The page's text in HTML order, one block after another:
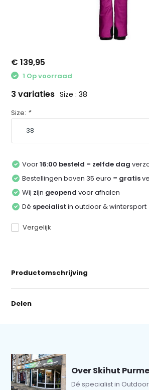
€ 139,95
1 Op voorraad
3 variaties Size : 38
Size: *
Voor16:00 besteld = zelfde dag
Bestellingen boven 35 euro = gratis
Wij zijn geopend voor afhalen
Dé specialist in outdoor & wintersport
Vergelijk
Productomschrijving
Delen
Over Skihut
Dé specialist in